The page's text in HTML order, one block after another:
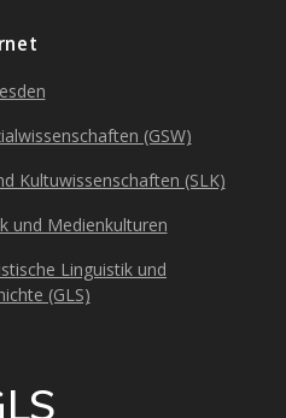
(GSW)
Kultuwissenschaften (SLK)
und Medienkulturen
Linguistik und
(GLS)